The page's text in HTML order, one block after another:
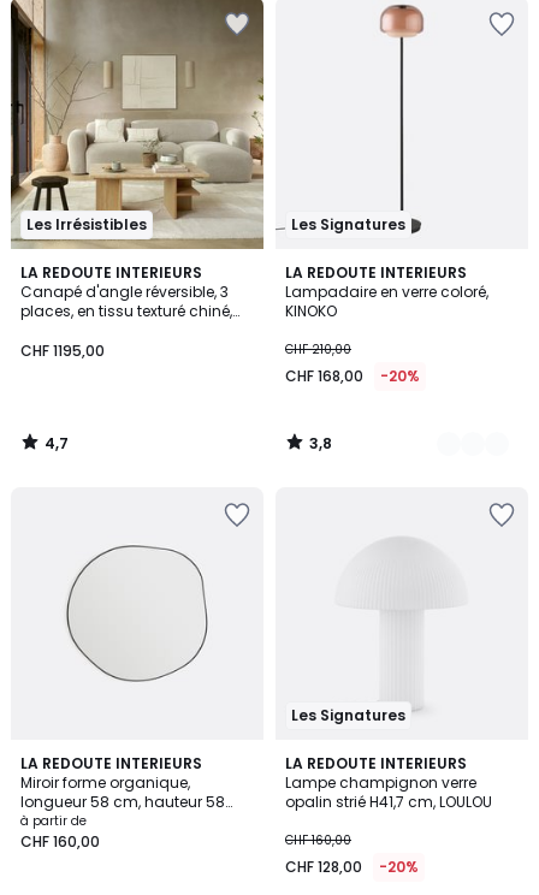
Les Irrésistibles
LA REDOUTE INTERIEURS
Canapé d'angle réversible, 3
places, en tissu texturé chiné,
CHF 1195,00
4,7
/ 5
4,7
/
Les Signatures
LA REDOUTE INTERIEURS
Lampadaire en verre coloré,
KINOKO
CHF 210,00
CHF 168,00 -20%
3,8
/ 5
5
Couleurs
3,8
/
LA REDOUTE INTERIEURS
Miroir forme organique,
longueur 58 cm, hauteur 58
cm, ORNICA
à partir de
CHF 160,00
4,8
/ 5
2
Couleurs
Les Signatures
LA REDOUTE INTERIEURS
Lampe champignon verre
opalin strié H41,7 cm, LOULOU
CHF 160,00
CHF 128,00 -20%
4,8
/ 5